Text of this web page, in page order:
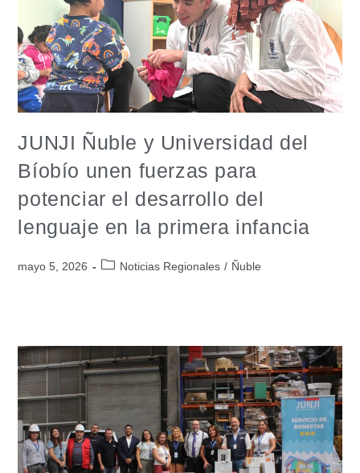
JUNJI Ñuble y Universidad del
Bíobío unen fuerzas para
potenciar el desarrollo del
lenguaje en la primera infancia
mayo 5, 2026 Noticias Regionales / Ñuble